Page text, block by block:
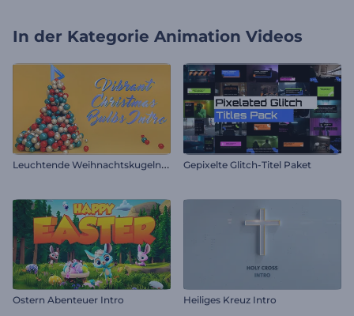
In der Kategorie Animation Videos
L
euchtende Weihnachtskugeln Intro Gepixelte Glitch-Titel Paket
Ostern Abenteuer Intro Heiliges Kreuz Intro